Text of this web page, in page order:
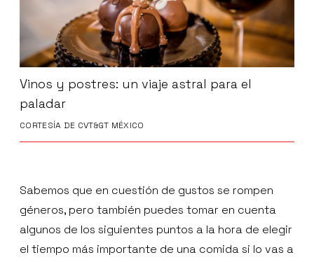
Vinos y postres: un viaje astral para el
paladar
CORTESÍA DE CVT&GT MÉXICO
Sabemos que en cuestión de gustos se rompen
géneros, pero también puedes tomar en cuenta
algunos de los siguientes puntos a la hora de elegir
el tiempo más importante de una comida si lo vas a